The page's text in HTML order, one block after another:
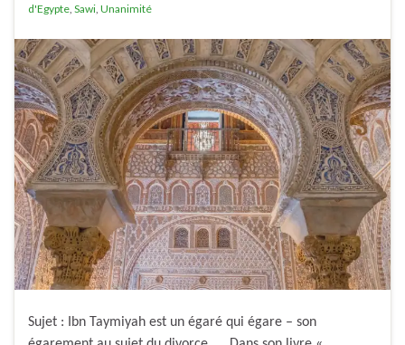
d'Egypte Sawi Unanimité
Sujet : Ibn Taymiyah est un égaré qui égare – son